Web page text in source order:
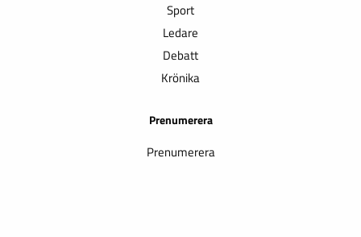
Sport
Ledare
Debatt
Krönika
Prenumerera
Prenumerera